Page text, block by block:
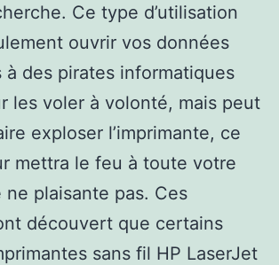
Ce type d’utilisation
ouvrir vos données
à des pirates informatiques
les voler à volonté, mais peut
exploser l’imprimante, ce
mettra le feu à toute votre
ne plaisante pas. Ces
découvert que certains
sans fil HP LaserJet